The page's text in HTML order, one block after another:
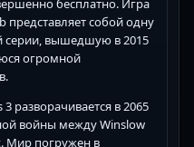
бесплатно. Игра
представляет собой одну
серии, вышедшую в 2015
огромной
разворачивается в 2065
войны между Winslow
Мир погружен в